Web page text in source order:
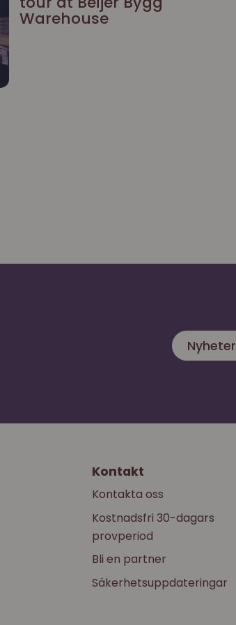
Warehouse
Nyheter
Kontakt
Kontakta oss
Kostnadsfri 30-dagars
provperiod
Bli en partner
Säkerhetsuppdateringar